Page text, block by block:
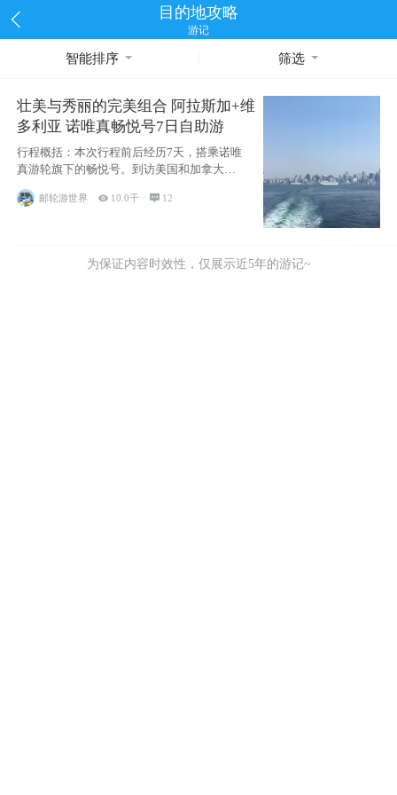
目的地攻略
游记
智能排序 筛选
壮美与秀丽的完美组合 阿拉斯加+维
多利亚 诺唯真畅悦号7日自助游
行程概括：本次行程前后经历7天，搭乘诺唯
真游轮旗下的畅悦号。到访美国和加拿大的4
个州/省：美国华盛顿州
邮轮游世界  10.0千  12
为保证内容时效性，仅展示近5年的游记~